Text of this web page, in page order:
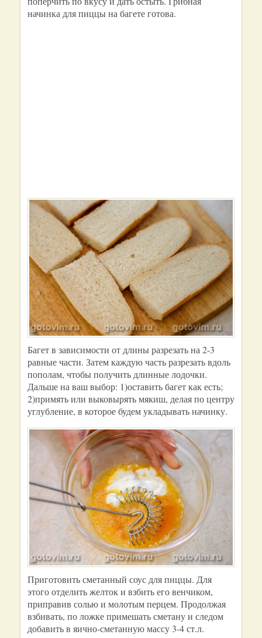
начинка для пиццы на багете готова.
Багет в зависимости от длины разрезать на 2-3
равные части. Затем каждую часть разрезать вдоль
пополам, чтобы получить длинные лодочки.
Дальше на ваш выбор: 1)оставить багет как есть;
2)примять или выковырять мякиш, делая по центру
углубление, в которое будем укладывать начинку.
Приготовить сметанный соус для пиццы. Для
этого отделить желток и взбить его венчиком,
приправив солью и молотым перцем. Продолжая
взбивать, по ложке примешать сметану и следом
добавить в яично-сметанную массу 3-4 ст.л.